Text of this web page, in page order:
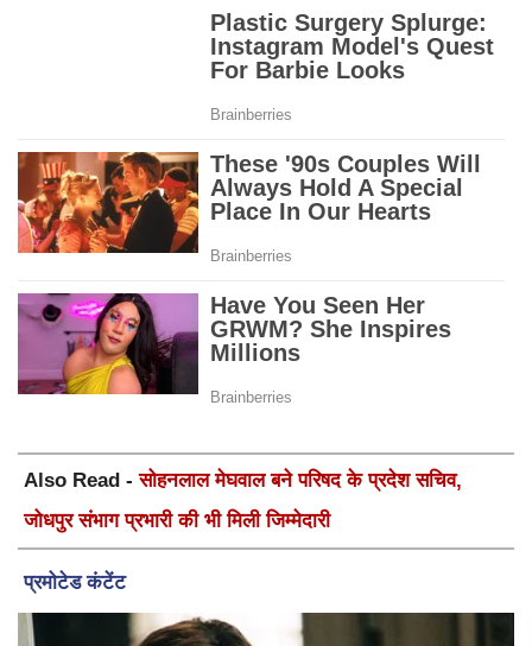
Also Read -सोहनलाल मेघवाल बने परिषद के प्रदेश सचिव,
जोधपुर संभाग प्रभारी की भी मिली जिम्मेदारी